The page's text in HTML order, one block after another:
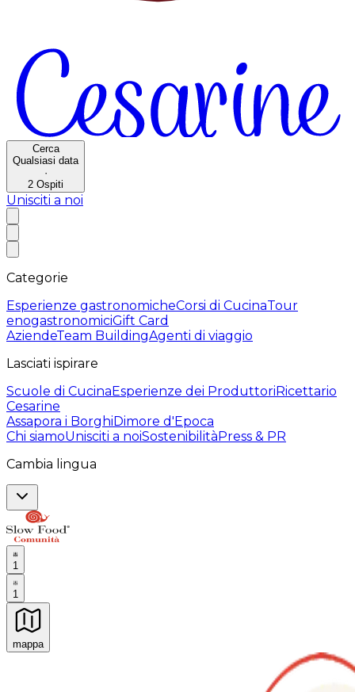
Cerca
Qualsiasi data
·
2 Ospiti
Unisciti a noi
Categorie
Esperienze gastronomicheCorsi di CucinaTour
enogastronomiciGift Card
AziendeTeam BuildingAgenti di viaggio
Lasciati ispirare
Scuole di CucinaEsperienze dei ProduttoriRicettario
Cesarine
Assapora i BorghiDimore d'Epoca
Chi siamoUnisciti a noiSostenibilitàPress & PR
Cambia lingua
1
1
mappa
Esperienze culinarie indimenticabili: Esperienze